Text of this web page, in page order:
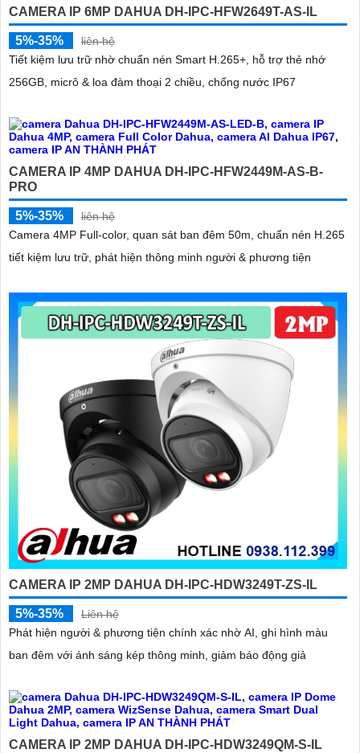
CAMERA IP 6MP DAHUA DH-IPC-HFW2649T-AS-IL
5%-35%
liên hệ
Tiết kiệm lưu trữ nhờ chuẩn nén Smart H.265+, hỗ trợ thẻ nhớ
256GB, micrô & loa đàm thoại 2 chiều, chống nước IP67
CAMERA IP 4MP DAHUA DH-IPC-HFW2449M-AS-B-
PRO
5%-35%
liên hệ
Camera 4MP Full-color, quan sát ban đêm 50m, chuẩn nén H.265
tiết kiệm lưu trữ, phát hiện thông minh người & phương tiện
CAMERA IP 2MP DAHUA DH-IPC-HDW3249T-ZS-IL
5%-35%
Liên hệ
Phát hiện người & phương tiện chính xác nhờ AI, ghi hình màu
ban đêm với ánh sáng kép thông minh, giảm báo động giả
CAMERA IP 2MP DAHUA DH-IPC-HDW3249QM-S-IL